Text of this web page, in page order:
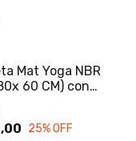
Mat Yoga NBR
60 CM) con
25% OFF